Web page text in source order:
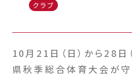
クラブ
10月21日（日）から28日
県秋季総合体育大会が